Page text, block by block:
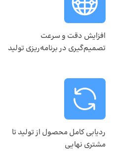
افزایش دقت و سرعت
تصمیم‌گیری در برنامه‌ریزی تولید
ردیابی کامل محصول از تولید تا
مشتری نهایی